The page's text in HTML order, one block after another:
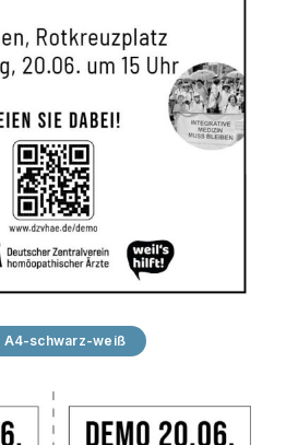
A4-schwarz-weiß